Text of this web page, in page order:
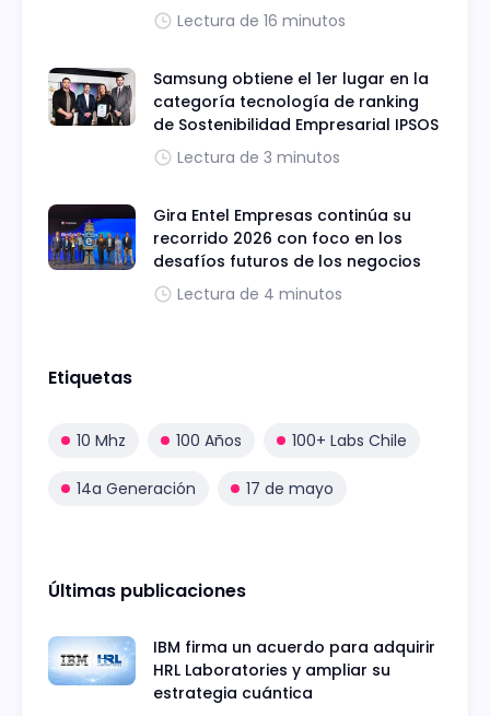
Lectura de 16 minutos
Samsung obtiene el 1er lugar en la
categoría tecnología de ranking
de Sostenibilidad Empresarial IPSOS
Lectura de 3 minutos
Gira Entel Empresas continúa su
recorrido 2026 con foco en los
desafíos futuros de los negocios
Lectura de 4 minutos
Etiquetas
10 Mhz 100 Años 100+ Labs Chile
14a Generación 17 de mayo
Últimas publicaciones
IBM firma un acuerdo para adquirir
HRL Laboratories y ampliar su
estrategia cuántica